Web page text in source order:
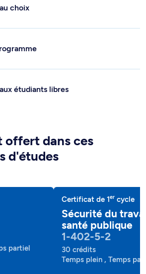
choix
étudiants libres
offert dans ces
d'études
partiel
Certificat de 1er cycle
Sécurité du
santé publique
1-402-5-2
30 crédits
Temps plein , Temps